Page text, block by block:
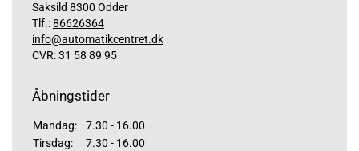
Saksild 8300 Odder
Tlf.:86626364
info@automatikcentret.dk
CVR: 31 58 89 95
Åbningstider
Mandag:
7.30 - 16.00
Tirsdag:
7.30 - 16.00